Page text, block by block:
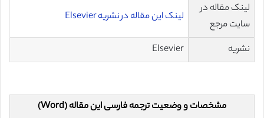
لینک مقاله در
سایت مرجع
لینک این مقاله در نشریه Elsevier
نشریه Elsevier
مشخصات و وضعیت ترجمه فارسی این مقاله (Word)